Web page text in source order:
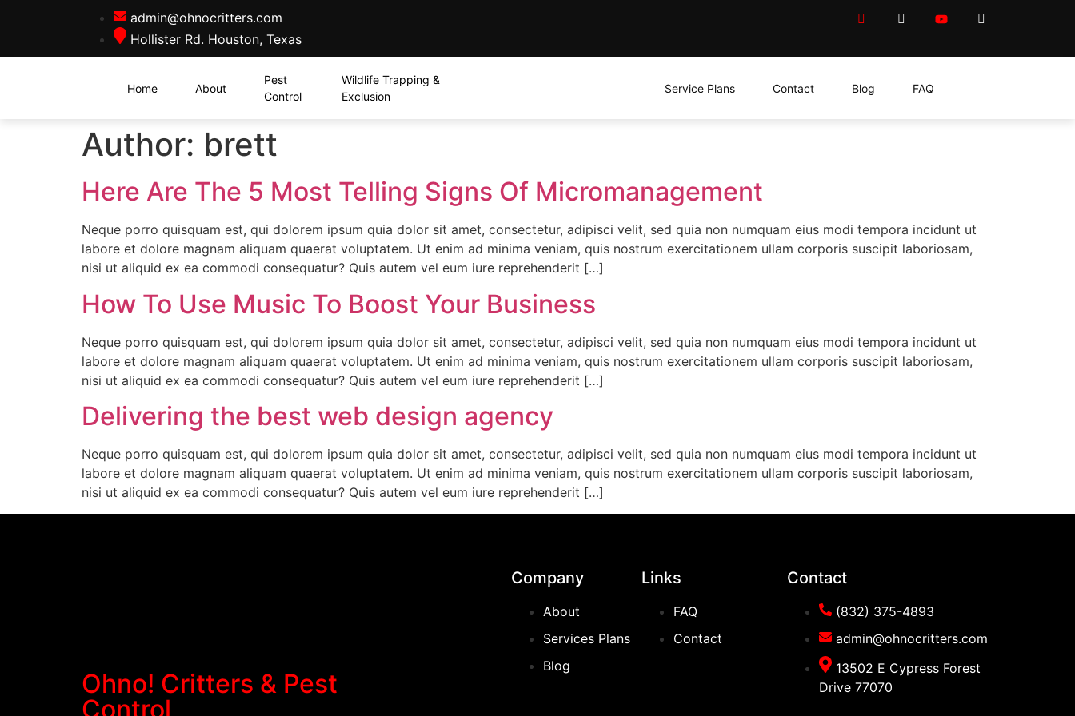
admin@ohnocritters.com
Hollister Rd. Houston, Texas
Home About
Pest
Control
Wildlife Trapping &
Exclusion
Service Plans Contact Blog FAQ
Author: brett
Here Are The 5 Most Telling Signs Of Micromanagement
Neque porro quisquam est, qui dolorem ipsum quia dolor sit amet, consectetur, adipisci velit, sed quia non numquam eius modi tempora incidunt ut
labore et dolore magnam aliquam quaerat voluptatem. Ut enim ad minima veniam, quis nostrum exercitationem ullam corporis suscipit laboriosam,
nisi ut aliquid ex ea commodi consequatur? Quis autem vel eum iure reprehenderit […]
How To Use Music To Boost Your Business
Neque porro quisquam est, qui dolorem ipsum quia dolor sit amet, consectetur, adipisci velit, sed quia non numquam eius modi tempora incidunt ut
labore et dolore magnam aliquam quaerat voluptatem. Ut enim ad minima veniam, quis nostrum exercitationem ullam corporis suscipit laboriosam,
nisi ut aliquid ex ea commodi consequatur? Quis autem vel eum iure reprehenderit […]
Delivering the best web design agency
Neque porro quisquam est, qui dolorem ipsum quia dolor sit amet, consectetur, adipisci velit, sed quia non numquam eius modi tempora incidunt ut
labore et dolore magnam aliquam quaerat voluptatem. Ut enim ad minima veniam, quis nostrum exercitationem ullam corporis suscipit laboriosam,
nisi ut aliquid ex ea commodi consequatur? Quis autem vel eum iure reprehenderit […]
Ohno! Critters & Pest
Control
Company
About
Services Plans
Blog
Links
FAQ
Contact
Contact
(832) 375-4893
admin@ohnocritters.com
13502 E Cypress Forest
Drive 77070